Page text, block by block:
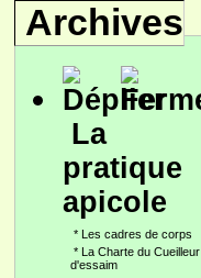
Archives
La
pratique
apicole
* Les cadres de corps
* La Charte du Cueilleur
d'essaim